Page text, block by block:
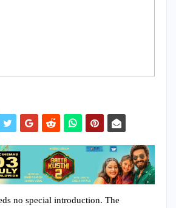
no special introduction. The